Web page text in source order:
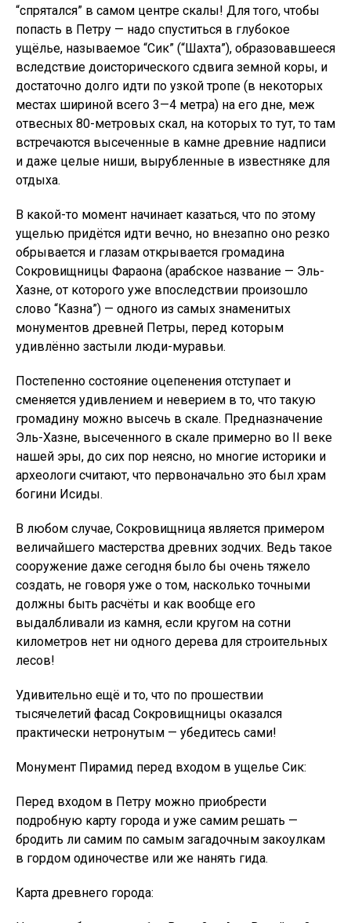
“спрятался” в самом центре скалы! Для того, чтобы
попасть в Петру — надо спуститься в глубокое
ущёлье, называемое “Сик” (“Шахта”), образовавшееся
вследствие доисторического сдвига земной коры, и
достаточно долго идти по узкой тропе (в некоторых
местах шириной всего 3—4 метра) на его дне, меж
отвесных 80-метровых скал, на которых то тут, то там
встречаются высеченные в камне древние надписи
и даже целые ниши, вырубленные в известняке для
отдыха.
В какой-то момент начинает казаться, что по этому
ущелью придётся идти вечно, но внезапно оно резко
обрывается и глазам открывается громадина
Сокровищницы Фараона (арабское название — Эль-
Хазне, от которого уже впоследствии произошло
слово “Казна”) — одного из самых знаменитых
монументов древней Петры, перед которым
удивлённо застыли люди-муравьи.
Постепенно состояние оцепенения отступает и
сменяется удивлением и неверием в то, что такую
громадину можно высечь в скале. Предназначение
Эль-Хазне, высеченного в скале примерно во II веке
нашей эры, до сих пор неясно, но многие историки и
археологи считают, что первоначально это был храм
богини Исиды.
В любом случае, Сокровищница является примером
величайшего мастерства древних зодчих. Ведь такое
сооружение даже сегодня было бы очень тяжело
создать, не говоря уже о том, насколько точными
должны быть расчёты и как вообще его
выдалбливали из камня, если кругом на сотни
километров нет ни одного дерева для строительных
лесов!
Удивительно ещё и то, что по прошествии
тысячелетий фасад Сокровищницы оказался
практически нетронутым — убедитесь сами!
Монумент Пирамид перед входом в ущелье Сик:
Перед входом в Петру можно приобрести
подробную карту города и уже самим решать —
бродить ли самим по самым загадочным закоулкам
в гордом одиночестве или же нанять гида.
Карта древнего города: